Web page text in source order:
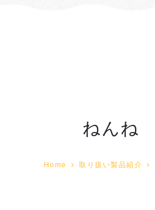
ねんね
Home 取り扱い製品紹介